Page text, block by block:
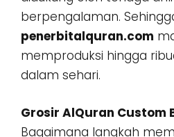
berpengalaman.
penerbitalquran.com
memproduksi hingga
dalam sehari.
Grosir AlQuran Custom
Bagaimana langkah